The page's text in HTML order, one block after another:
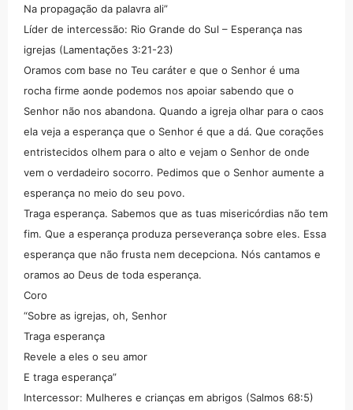
Na propagação da palavra ali”
Líder de intercessão: Rio Grande do Sul – Esperança nas
igrejas (Lamentações 3:21-23)
Oramos com base no Teu caráter e que o Senhor é uma
rocha firme aonde podemos nos apoiar sabendo que o
Senhor não nos abandona. Quando a igreja olhar para o caos
ela veja a esperança que o Senhor é que a dá. Que corações
entristecidos olhem para o alto e vejam o Senhor de onde
vem o verdadeiro socorro. Pedimos que o Senhor aumente a
esperança no meio do seu povo.
Traga esperança. Sabemos que as tuas misericórdias não tem
fim. Que a esperança produza perseverança sobre eles. Essa
esperança que não frusta nem decepciona. Nós cantamos e
oramos ao Deus de toda esperança.
Coro
“Sobre as igrejas, oh, Senhor
Traga esperança
Revele a eles o seu amor
E traga esperança”
Intercessor: Mulheres e crianças em abrigos (Salmos 68:5)